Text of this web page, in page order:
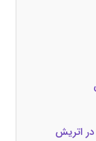
اتریش